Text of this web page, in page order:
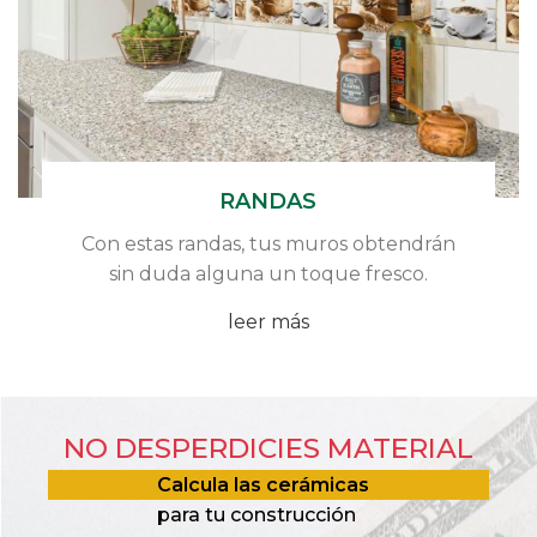
RANDAS
Con estas randas, tus muros obtendrán
sin duda alguna un toque fresco.
leer más
NO DESPERDICIES MATERIAL
Calcula las cerámicas
para tu construcción